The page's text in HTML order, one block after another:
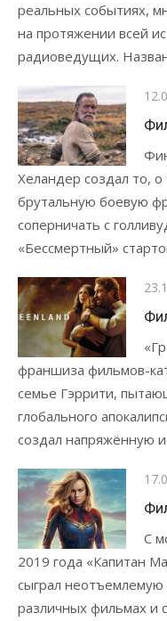
реальных событиях,
на протяжении всей
радиоведущих.
Хеландер создал то,
брутальную боевую
соперничать с
«Бессмертный»
франшиза фильмов-
семье Гэррити,
глобального
создал напряжённую
С
2019 года «Капитан
сыграл неотъемлемую
различных фильмах и